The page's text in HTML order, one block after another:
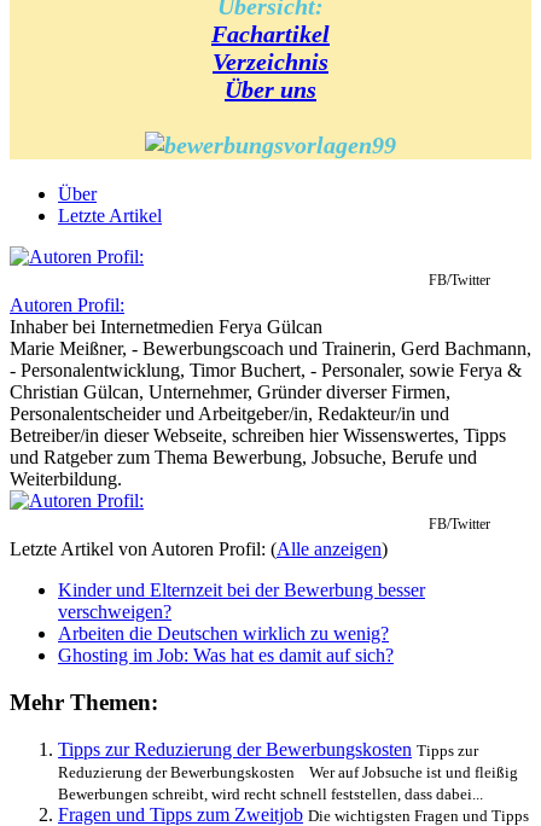
Übersicht:
Fachartikel
Verzeichnis
Über uns
Über
Letzte Artikel
FB/Twitter
Autoren Profil:
Inhaberbei Internetmedien Ferya Gülcan
Marie Meißner, - Bewerbungscoach und Trainerin, Gerd Bachmann,
- Personalentwicklung, Timor Buchert, - Personaler, sowie Ferya &
Christian Gülcan, Unternehmer, Gründer diverser Firmen,
Personalentscheider und Arbeitgeber/in, Redakteur/in und
Betreiber/in dieser Webseite, schreiben hier Wissenswertes, Tipps
und Ratgeber zum Thema Bewerbung, Jobsuche, Berufe und
Weiterbildung.
FB/Twitter
Letzte Artikel von Autoren Profil: (Alle anzeigen)
Kinder und Elternzeit bei der Bewerbung besser
verschweigen?
Arbeiten die Deutschen wirklich zu wenig?
Ghosting im Job: Was hat es damit auf sich?
Mehr Themen:
Tipps zur Reduzierung der Bewerbungskosten Tipps zur
Reduzierung der Bewerbungskosten Wer auf Jobsuche ist und fleißig
Bewerbungen schreibt, wird recht schnell feststellen, dass dabei...
Fragen und Tipps zum Zweitjob Die wichtigsten Fragen und Tipps